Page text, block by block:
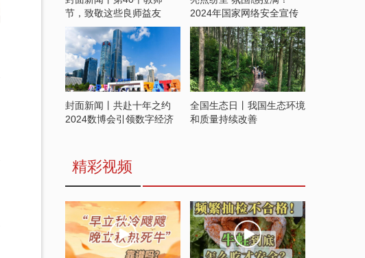
节，致敬这些良师益友
2024年国家网络安全宣传
周开启
封面新闻丨共赴十年之约
2024数博会引领数字经济
全国生态日丨我国生态环境
和质量持续改善
精彩视频